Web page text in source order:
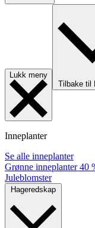
Lukk meny
Tilbake til
Inneplanter
Se alle inneplanter
Grønne inneplanter40
Juleblomster